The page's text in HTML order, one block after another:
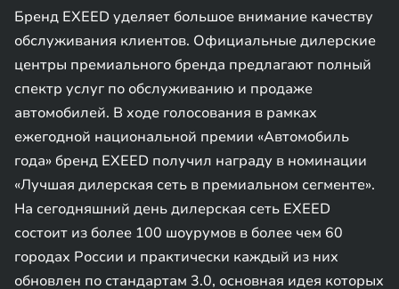
Бренд EXEED уделяет большое внимание качеству
обслуживания клиентов. Официальные дилерские
центры премиального бренда предлагают полный
спектр услуг по обслуживанию и продаже
автомобилей. В ходе голосования в рамках
ежегодной национальной премии «Автомобиль
года» бренд EXEED получил награду в номинации
«Лучшая дилерская сеть в премиальном сегменте».
На сегодняшний день дилерская сеть EXEED
состоит из более 100 шоурумов в более чем 60
городах России и практически каждый из них
обновлен по стандартам 3.0, основная идея которых